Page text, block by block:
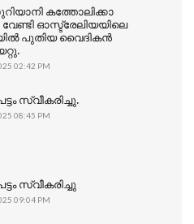
കത്തോലിക്കാ
ഓസ്ട്രേലിയയിലെ
പുതിയ വൈദികൻ
02:42 PM
സ്വീകരിച്ചു.
08:45 PM
സ്വീകരിച്ചു
09:04 PM